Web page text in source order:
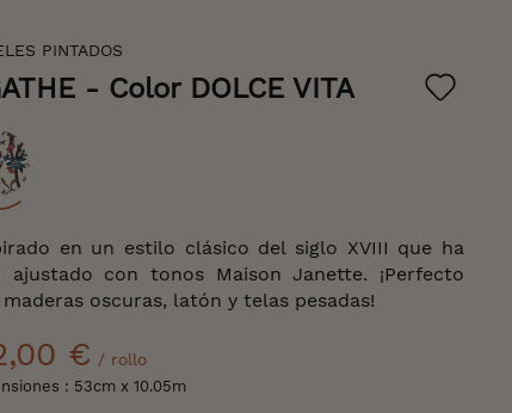
PINTADOS
- Color DOLCE VITA
en un estilo clásico del siglo XVIII que ha
ajustado con tonos Maison Janette. ¡Perfecto
oscuras, latón y telas pesadas!
€ / rollo
: 53cm x 10.05m